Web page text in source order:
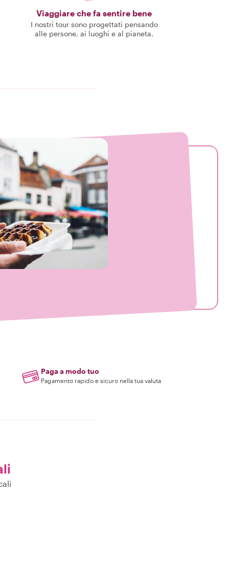
Viaggiare che fa sentire bene
I nostri tour sono progettati pensando
alle persone, ai luoghi e al pianeta.
Paga a modo tuo
Pagamento rapido e sicuro nella tua valuta